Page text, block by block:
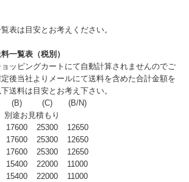
表は目安とお考えください。
一覧表（税別）
ッピングカートにて自動計算されませんのでご
後当社よりメールにて送料を含めた合計金額を
送料は目安とお考え下さい。
(B) (C)
(B/N)
別途お見積もり
17600 25300
12650
17600 25300
12650
17600 25300
12650
15400 22000
11000
15400 22000
11000